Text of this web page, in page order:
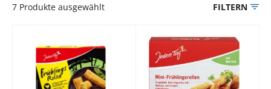
7 Produkte ausgewählt FILTERN